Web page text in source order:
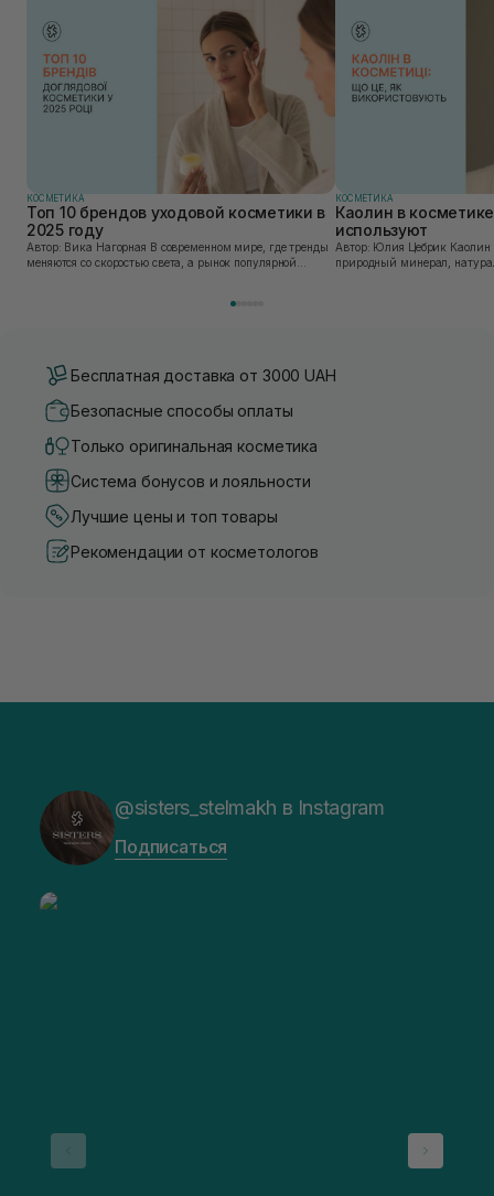
КОСМЕТИКА
Топ 10 брендов уходовой косметики в
2025 году
Автор: Вика Нагорная В современном мире, где тренды
меняются со скоростью света, а рынок популярной
КОСМЕТИКА
Каолин в
используют
Автор: Юлия Цебрик Каолин в косметологии – это
природный минерал,
Бесплатная доставка от 3000 UAH
Безопасные способы оплаты
Только оригинальная косметика
Система бонусов и лояльности
Лучшие цены и топ товары
Рекомендации от косметологов
@sisters_stelmakh в Instagram
Подписаться